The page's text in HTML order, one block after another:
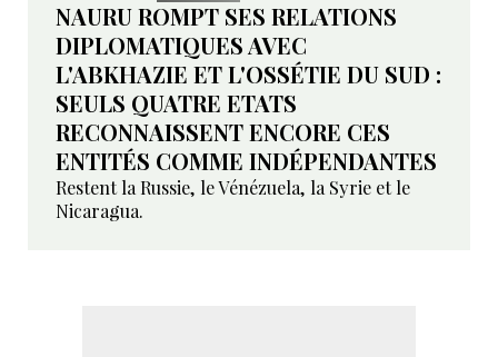
NAURU ROMPT SES RELATIONS
DIPLOMATIQUES AVEC
L'ABKHAZIE ET L'OSSÉTIE DU SUD :
SEULS QUATRE ETATS
RECONNAISSENT ENCORE CES
ENTITÉS COMME INDÉPENDANTES
Restent la Russie, le Vénézuela, la Syrie et le
Nicaragua.